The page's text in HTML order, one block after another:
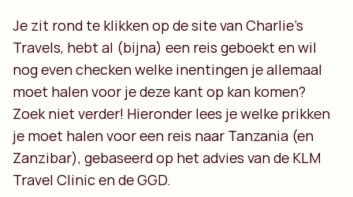
Je zit rond te klikken op de site van Charlie’s
Travels, hebt al (bijna) een reis geboekt en wil
nog even checken welke inentingen je allemaal
moet halen voor je deze kant op kan komen?
Zoek niet verder! Hieronder lees je welke prikken
je moet halen voor een reis naar Tanzania (en
Zanzibar), gebaseerd op het advies van de KLM
Travel Clinic en de GGD.